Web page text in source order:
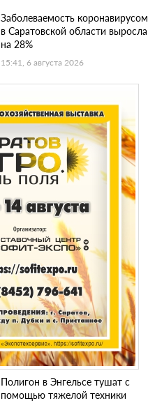
Заболеваемость коронавирусом
в Саратовской области выросла
на 28%
15:41, 6 августа 2026
Полигон в Энгельсе тушат с
помощью тяжелой техники